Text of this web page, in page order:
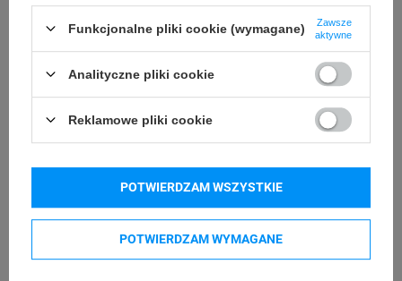
od -5°C do 40°C
Przechowywanie
Kolor etykiety Biały
Funkcjonalne pliki cookie (wymagane)
Zawsze
aktywne
Analityczne pliki cookie
Reklamowe pliki cookie
POTWIERDZAM WYMAGANE
POTWIERDZAM WSZYSTKIE